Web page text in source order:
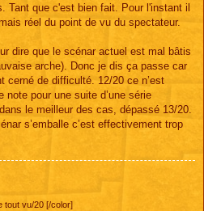
Tant que c'est bien fait. Pour l'instant il
réel du point de vu du spectateur.
dire que le scénar actuel est mal bâtis
arche). Donc je dis ça passe car
cerné de difficulté. 12/20 ce n’est
pour une suite d’une série
le meilleur des cas, dépassé 13/20.
s’emballe c’est effectivement trop
tout vu/20 [/color]